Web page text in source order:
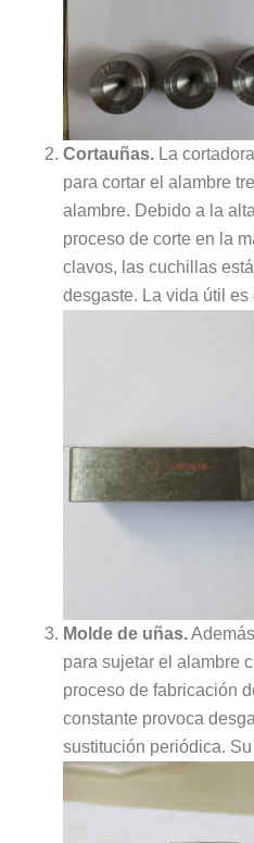
Cortauñas. La
para cortar el alambre
alambre. Debido a la
proceso de corte en la
clavos, las cuchillas
desgaste. La vida útil es
Molde de uñas.
para sujetar el alambre
proceso de fabricación
constante provoca
sustitución periódica.